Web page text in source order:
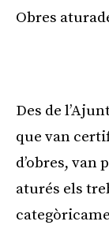
Obres
Des de
que van
d’obres, van
aturés els